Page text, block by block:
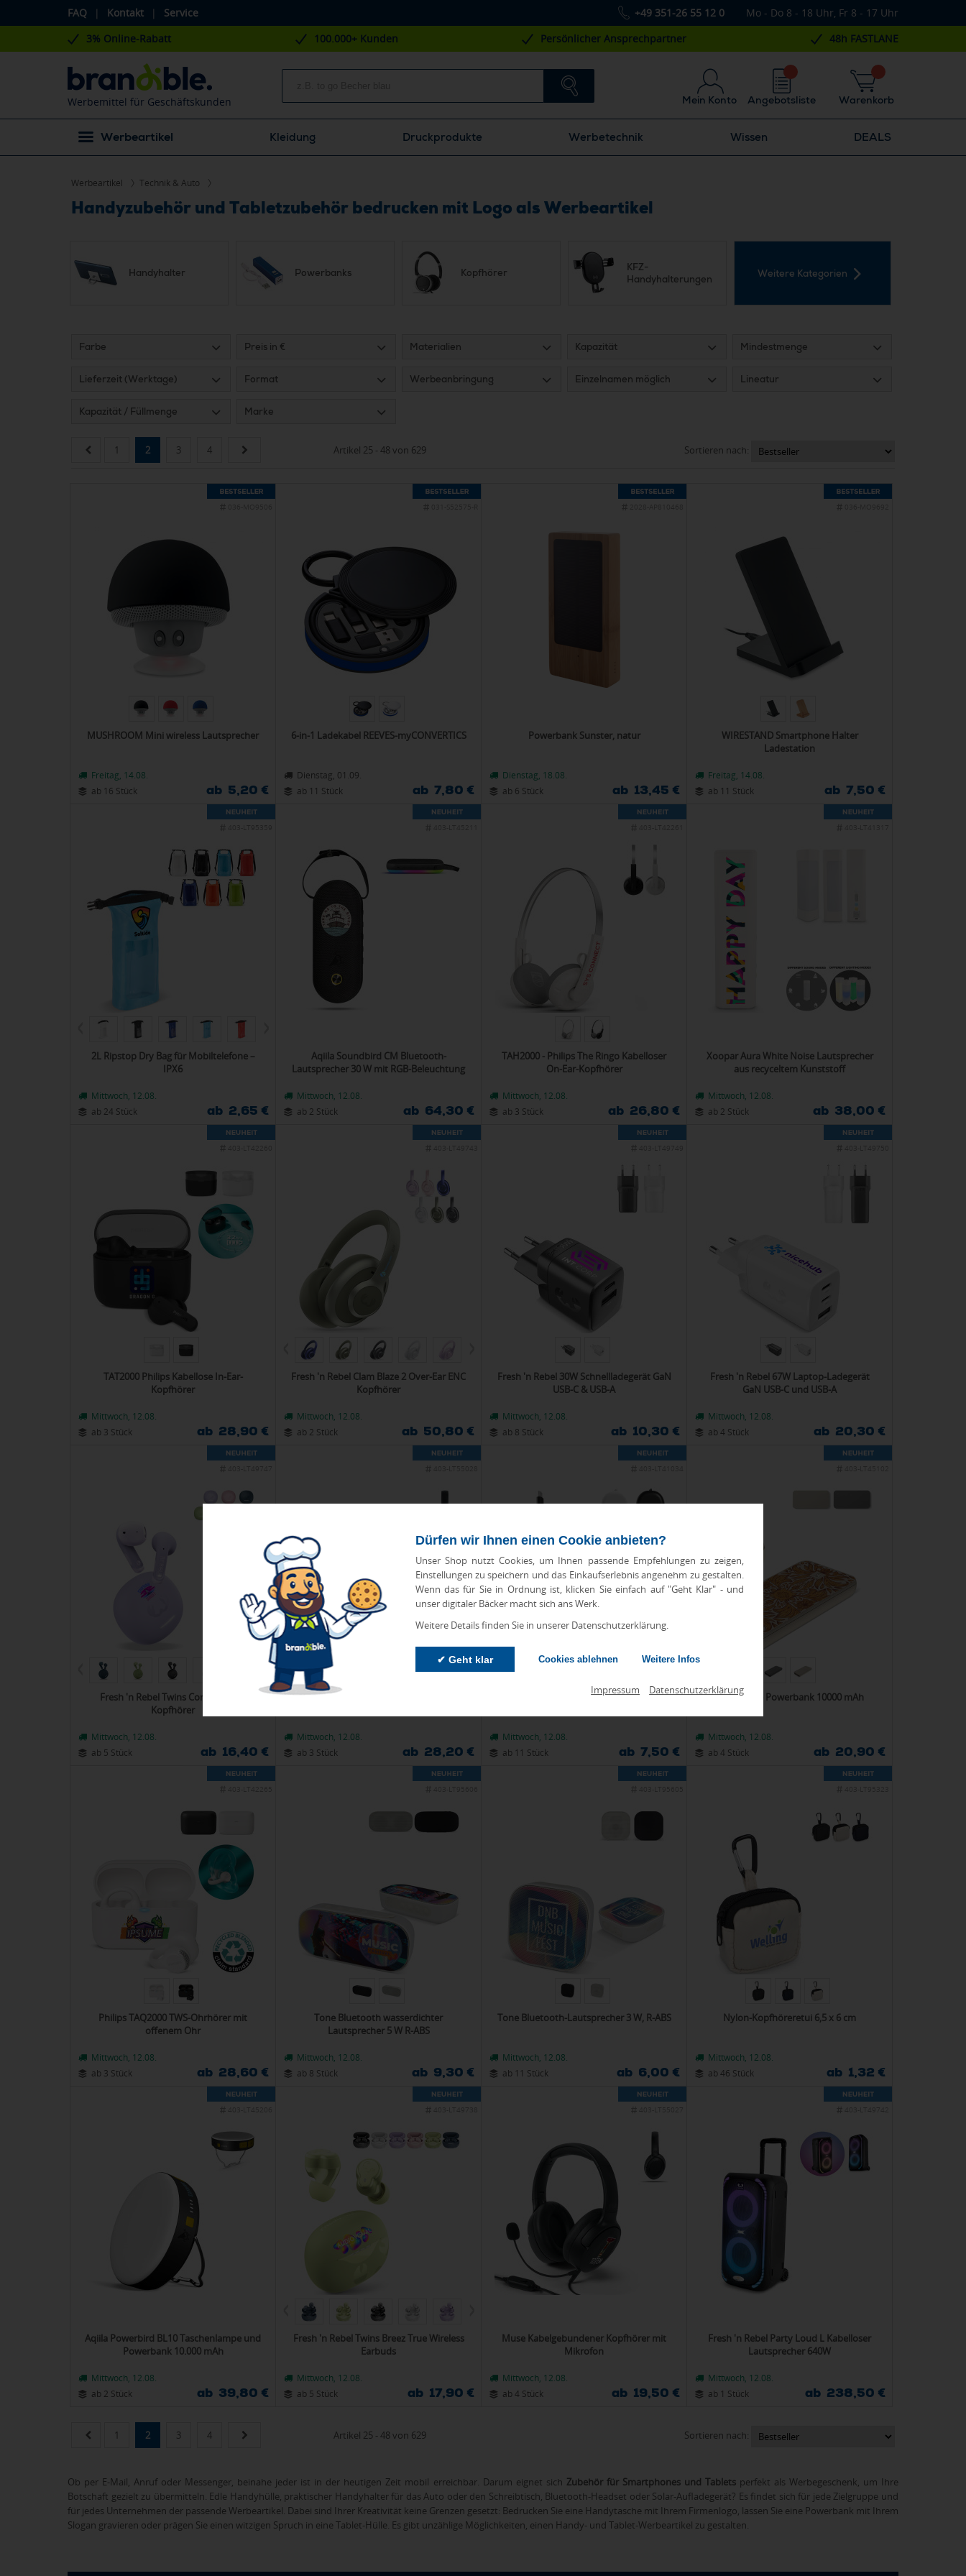
FAQ | Kontakt | Service +49 351-26 55 12 0 Mo - Do 8 - 18 Uhr, Fr 8 - 17 Uhr
Dürfen wir Ihnen einen Cookie anbieten?
Unser Shop nutzt Cookies, um Ihnen passende Empfehlungen zu zeigen,
Einstellungen zu speichern und das Einkaufserlebnis angenehm zu gestalten.
Wenn das für Sie in Ordnung ist, klicken Sie einfach auf "Geht Klar" - und
unser digitaler Bäcker macht sich ans Werk.
Weitere Details finden Sie in unserer Datenschutzerklärung.
✔ Geht klar Cookies ablehnen Weitere Infos
Impressum Datenschutzerklärung
3% Online-Rabatt 100.000+ Kunden Persönlicher Ansprechpartner 48h FASTLANE
Werbemittel für Geschäftskunden Mein Konto Warenkorb
Angebotsliste
Werbeartikel Kleidung Druckprodukte Werbetechnik Wissen DEALS
Werbeartikel Technik & Auto
Handyzubehör und Tabletzubehör bedrucken mit Logo als Werbeartikel
Handyhalter Powerbanks Kopfhörer
KFZ-
Handyhalterungen
Weitere Kategorien
Farbe Preis in € Materialien Kapazität Mindestmenge
Lieferzeit (Werktage) Format Werbeanbringung Einzelnamen möglich Lineatur
Kapazität / Füllmenge Marke
1 2 3 4 Artikel 25 - 48 von 629 Sortieren nach:
MUSHROOM Mini wireless Lautsprecher
Freitag, 14.08.
ab 16 Stück
ab 5,20 €
6-in-1 Ladekabel REEVES-myCONVERTICS
Dienstag, 01.09.
ab 11 Stück
ab 7,80 €
Powerbank Sunster, natur
Dienstag, 18.08.
ab 6 Stück
ab 13,45 €
WIRESTAND Smartphone Halter
Ladestation
Freitag, 14.08.
ab 11 Stück
ab 7,50 €
2L Ripstop Dry Bag für Mobiltelefone –
IPX6
Mittwoch, 12.08.
ab 24 Stück
ab 2,65 €
Aqiila Soundbird CM Bluetooth-
Lautsprecher 30 W mit RGB-Beleuchtung
Mittwoch, 12.08.
ab 2 Stück
ab 64,30 €
TAH2000 - Philips The Ringo Kabelloser
On-Ear-Kopfhörer
Mittwoch, 12.08.
ab 3 Stück
ab 26,80 €
Xoopar Aura White Noise Lautsprecher
aus recyceltem Kunststoff
Mittwoch, 12.08.
ab 2 Stück
ab 38,00 €
TAT2000 Philips Kabellose In-Ear-
Kopfhörer
Mittwoch, 12.08.
ab 3 Stück
ab 28,90 €
Fresh 'n Rebel Clam Blaze 2 Over-Ear ENC
Kopfhörer
Mittwoch, 12.08.
ab 2 Stück
ab 50,80 €
Fresh 'n Rebel 30W Schnellladegerät GaN
USB-C & USB-A
Mittwoch, 12.08.
ab 8 Stück
ab 10,30 €
Fresh 'n Rebel 67W Laptop-Ladegerät
GaN USB-C und USB-A
Mittwoch, 12.08.
ab 4 Stück
ab 20,30 €
Fresh 'n Rebel Twins Core 2 In-Ear-
Kopfhörer
Mittwoch, 12.08.
ab 5 Stück
ab 16,40 €
Muse Bluetooth-Kopfhörer mit ANC
Mittwoch, 12.08.
ab 3 Stück
ab 28,20 €
Xoopar ICE-R Einziehbares USB-C- und
Mittwoch, 12.08.
ab 11 Stück
ab 7,50 €
GP B+ Serie Powerbank 10000 mAh
Mittwoch, 12.08.
ab 4 Stück
ab 20,90 €
Philips TAQ2000 TWS-Ohrhörer mit
offenem Ohr
Mittwoch, 12.08.
ab 3 Stück
ab 28,60 €
Tone Bluetooth wasserdichter
Lautsprecher 5 W R-ABS
Mittwoch, 12.08.
ab 8 Stück
ab 9,30 €
Tone Bluetooth-Lautsprecher 3 W, R-ABS
Mittwoch, 12.08.
ab 11 Stück
ab 6,00 €
Nylon-Kopfhöreretui 6,5 x 6 cm
Mittwoch, 12.08.
ab 46 Stück
ab 1,32 €
Aqiila Powerbird BL10 Taschenlampe und
Powerbank 10.000 mAh
Mittwoch, 12.08.
ab 2 Stück
ab 39,80 €
Fresh 'n Rebel Twins Breez True Wireless
Earbuds
Mittwoch, 12.08.
ab 5 Stück
ab 17,90 €
Muse Kabelgebundener Kopfhörer mit
Mikrofon
Mittwoch, 12.08.
ab 4 Stück
ab 19,50 €
Fresh 'n Rebel Party Loud L Kabelloser
Lautsprecher 640W
Mittwoch, 12.08.
ab 1 Stück
ab 238,50 €
1 2 3 4 Artikel 25 - 48 von 629 Sortieren nach:
Ob per E-Mail, Anruf oder Messenger, beinahe jeder ist in der heutigen Zeit mobil erreichbar. Darum eignet sich Zubehör für Smartphones und Tabletsperfekt als Werbegeschenk, um Ihre
Botschaft gezielt zu übermitteln. Edle Handyhülle, praktischer Handyhalter für das Auto oder den Schreibtisch, Bluetooth-Headset oder Solar-Aufladegerät? Es findet sich für jede Zielgruppe und
für jedes Unternehmen der passende Werbeartikel. Dabei sind Ihrer Kreativität keine Grenzen gesetzt: Bedrucken Sie eine Handytasche mit Ihrem Firmenlogo, lassen Sie eine Powerbank mit Ihrem
Slogan gravieren oder prägen Sie einen witzigen Spruch in eine Tablet-Hülle. Es gibt unzählige Möglichkeiten, einen Handy- und Tablet-Werbeartikel zu gestalten.